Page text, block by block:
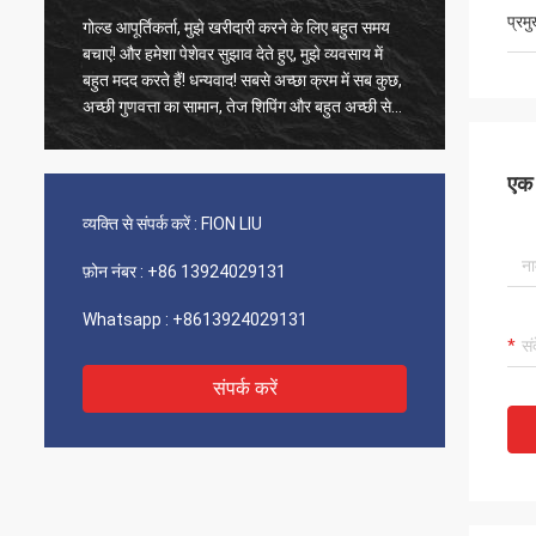
गोल्ड आपूर्तिकर्ता, मुझे खरीदारी करने के लिए बहुत समय
बचाएं! और हमेशा पेशेवर सुझाव देते हुए, मुझे व्यवसाय में
बहुत मदद करते हैं! धन्यवाद! सबसे अच्छा क्रम में सब कुछ,
अच्छी गुणवत्ता का सामान, तेज शिपिंग और बहुत अच्छी सेवा
जो मैं सुझाता हूं। 5 सितारों को शामिल किया गया! आपके
पुराने
उत्पाद
व्यक्ति से संपर्क करें : FION LIU
फ़ोन नंबर : +86 13924029131
Whatsapp : +8613924029131
संपर्क करें
एक